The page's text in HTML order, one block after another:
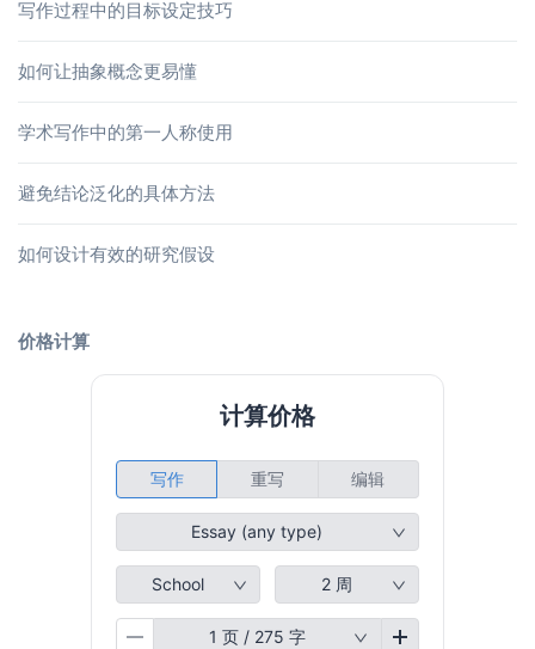
写作过程中的目标设定技巧
如何让抽象概念更易懂
学术写作中的第一人称使用
避免结论泛化的具体方法
如何设计有效的研究假设
价格计算